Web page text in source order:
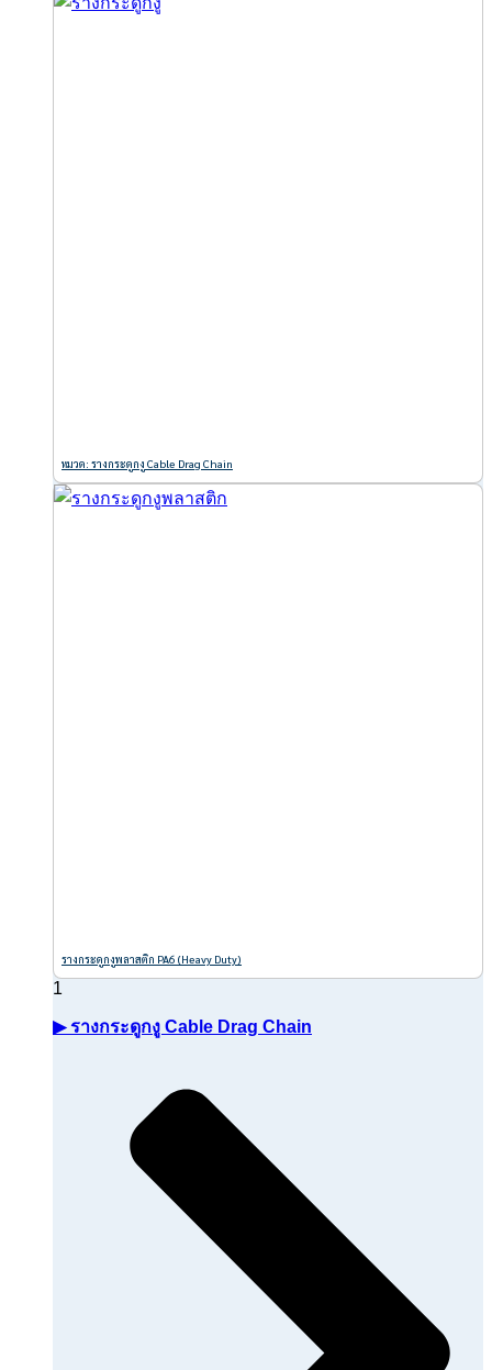
หมวด: รางกระดูกงู Cable Drag Chain
รางกระดูกงูพลาสติก PA6 (Heavy Duty)
▶ รางกระดูกงู Cable Drag Chain